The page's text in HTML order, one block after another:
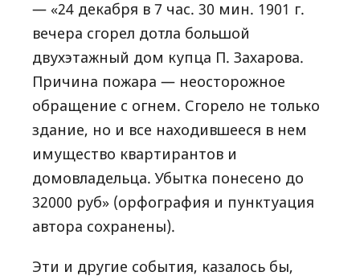
— «24 декабря в 7 час. 30 мин. 1901 г.
вечера сгорел дотла большой
двухэтажный дом купца П. Захарова.
Причина пожара — неосторожное
обращение с огнем. Сгорело не только
здание, но и все находившееся в нем
имущество квартирантов и
домовладельца. Убытка понесено до
32000 руб» (орфография и пунктуация
автора сохранены).
Эти и другие события, казалось бы,